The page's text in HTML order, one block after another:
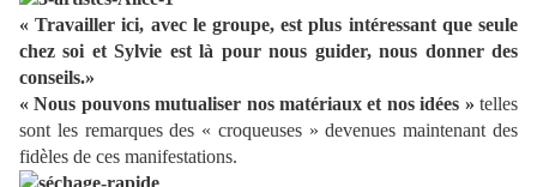
« Travailler ici, avec le groupe, est plus intéressant que seule
chez soi et Sylvie est là pour nous guider, nous donner des
conseils.»
« Nous pouvons mutualiser nos matériaux et nos idées » telles
sont les remarques des « croqueuses » devenues maintenant des
fidèles de ces manifestations.